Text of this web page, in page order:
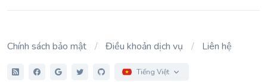
Chính sách bảo mật Điều khoản dịch vụ Liên hệ
Tiếng Việt